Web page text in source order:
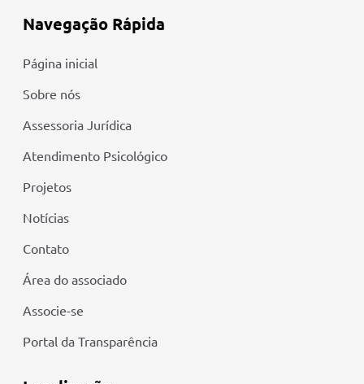
Navegação Rápida
Página inicial
Sobre nós
Assessoria Jurídica
Atendimento Psicológico
Projetos
Notícias
Contato
Área do associado
Associe-se
Portal da Transparência